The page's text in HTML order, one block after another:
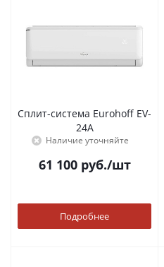
Сплит-система Eurohoff EV-
24A
Наличие уточняйте
61 100руб./шт
Подробнее